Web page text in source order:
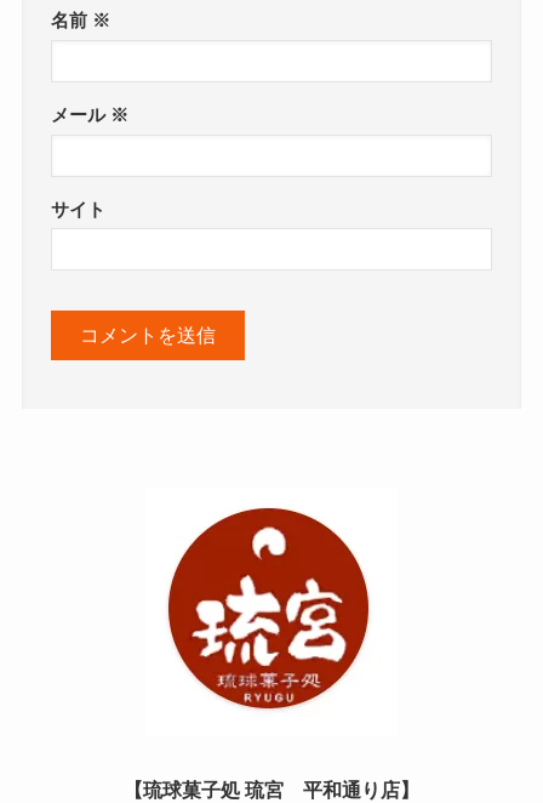
名前 ※
メール ※
サイト
【琉球菓子処 琉宮 平和通り店】